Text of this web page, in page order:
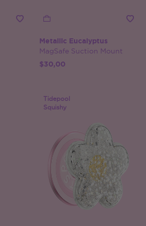
Metallic Eucalyptus
MagSafe Suction Mount
$30,00
Tidepool
Squishy